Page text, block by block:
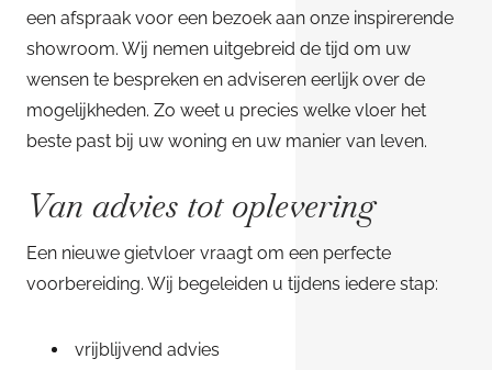
een afspraak voor een bezoek aan onze inspirerende
showroom. Wij nemen uitgebreid de tijd om uw
wensen te bespreken en adviseren eerlijk over de
mogelijkheden. Zo weet u precies welke vloer het
beste past bij uw woning en uw manier van leven.
Van advies tot oplevering
Een nieuwe gietvloer vraagt om een perfecte
voorbereiding. Wij begeleiden u tijdens iedere stap:
vrijblijvend advies